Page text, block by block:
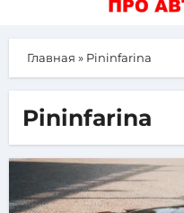
Главная » Pininfarina
Pininfarina